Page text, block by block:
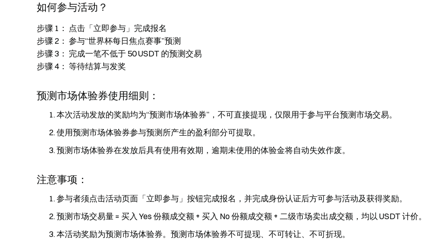
如何参与活动？
步骤 1： 点击「立即参与」完成报名
步骤 2： 参与“世界杯每日焦点赛事”预测
步骤 3： 完成一笔不低于 50 USDT 的预测交易
步骤 4： 等待结算与发奖
预测市场体验券使用细则：
本次活动发放的奖励均为“预测市场体验券”，不可直接提现，仅限用于参与平台预测市场交易。
使用预测市场体验券参与预测所产生的盈利部分可提取。
预测市场体验券在发放后具有使用有效期，逾期未使用的体验金将自动失效作废。
注意事项：
参与者须点击活动页面「立即参与」按钮完成报名，并完成身份认证后方可参与活动及获得奖励。
预测市场交易量 = 买入 Yes 份额成交额 + 买入 No 份额成交额 + 二级市场卖出成交额，均以 USDT 计价。
本活动奖励为预测市场体验券。预测市场体验券不可提现、不可转让、不可折现。